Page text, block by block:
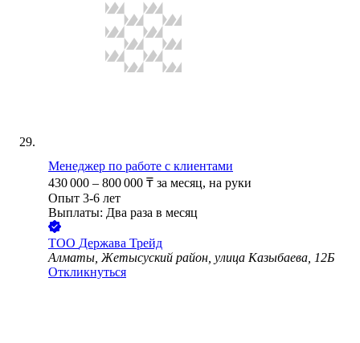
Менеджер по работе с клиентами
430 000 – 800 000 ₸ за месяц, на руки
Опыт 3-6 лет
Выплаты: Два раза в месяц
ТОО Держава Трейд
Алматы, Жетысуский район, улица Казыбаева, 12Б
Откликнуться